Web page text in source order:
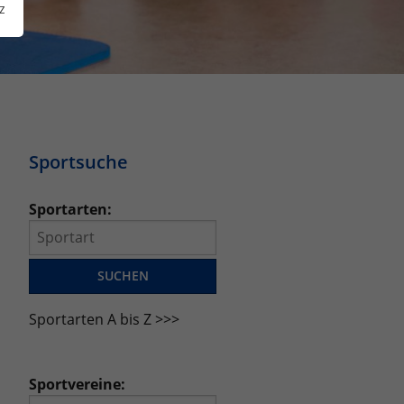
Sportsuche
Sportarten:
Sportarten A bis Z >>>
Sportvereine: